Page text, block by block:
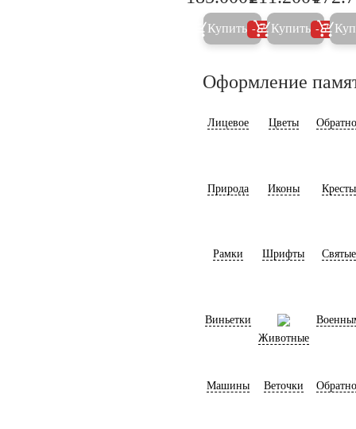
Купить 5%Купить 5%
Оформление
Лицевое Цветы
Природа Иконы Кресты
Рамки Шрифты Святые
Виньетки
Животные
Машины Веточки